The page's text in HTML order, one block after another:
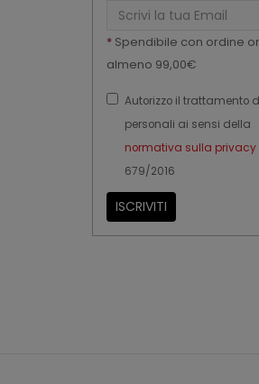
Email
* Spendibile con ordine
almeno 99,00€
Autorizzo il trattamento
personali ai sensi della
normativa sulla privacy
679/2016
ISCRIVITI